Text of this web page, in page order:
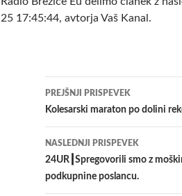
25 17:45:44, avtorja Vaš Kanal.
Krmarjenje
po
prispevkih
PREJŠNJI PRISPEVEK
Kolesarski maraton po dolini
NASLEDNJI PRISPEVEK
24UR┃Spregovorili smo z
podkupnine poslancu.